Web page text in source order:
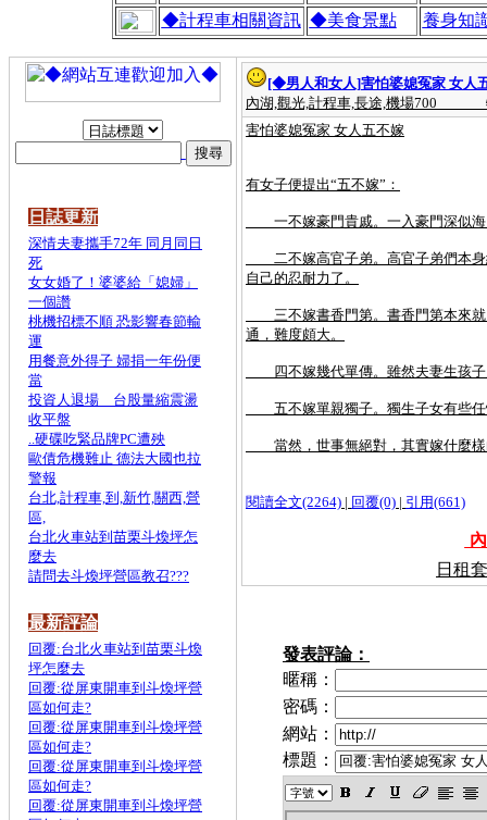
◆計程車相關資訊 ◆美食景點 養身知
日誌更新
深情夫妻攜手72年 同月同日
死
女女婚了！婆婆給「媳婦」
一個讚
桃機招標不順 恐影響春節輸
運
用餐意外得子 婦捐一年份便
當
投資人退場 台股量縮震盪
收平盤
..硬碟吃緊品牌PC遭殃
歐債危機難止 德法大國也拉
警報
台北,計程車,到,新竹,關西,營
區,
台北火車站到苗栗斗煥坪怎
麼去
請問去斗煥坪營區教召???
最新評論
回覆:台北火車站到苗栗斗煥
坪怎麼去
回覆:從屏東開車到斗煥坪營
區如何走?
回覆:從屏東開車到斗煥坪營
區如何走?
回覆:從屏東開車到斗煥坪營
區如何走?
回覆:從屏東開車到斗煥坪營
[◆男人和女人]害怕婆媳冤家 女人
內湖,觀光,計程車,長途,機場700
害怕婆媳冤家 女人五不嫁
有女子便提出“五不嫁”：
一不嫁豪門貴戚。一入豪門深似海
二不嫁高官子弟。高官子弟們本身
自己的忍耐力了。
三不嫁書香門第。書香門第本來就
通，難度頗大。
四不嫁幾代單傳。雖然夫妻生孩子
五不嫁單親獨子。獨生子女有些任
當然，世事無絕對，其實嫁什麼樣
閱讀全文(2264) | 回覆(0) | 引用(661)
日租
發表評論：
暱稱：
密碼：
網站：
標題：